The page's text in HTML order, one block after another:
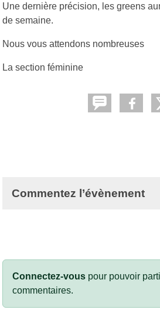
Une dernière précision, les greens
de semaine.
Nous vous attendons nombreuses
La section féminine
Commentez l’évènement
Connectez-vous pour pouvoir
commentaires.